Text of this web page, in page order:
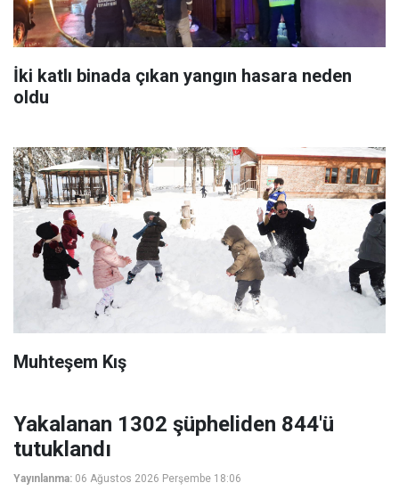
İki katlı binada çıkan yangın hasara neden
oldu
Muhteşem Kış
Yakalanan 1302 şüpheliden 844'ü
tutuklandı
Yayınlanma: 06 Ağustos 2026 Perşembe 18:06